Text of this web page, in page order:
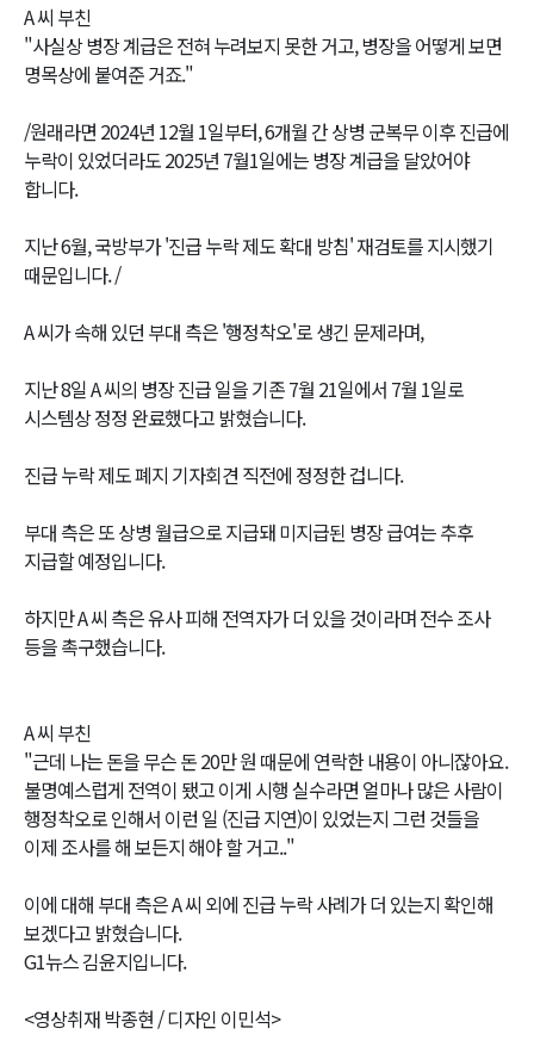
A 씨 부친
"사실상 병장 계급은 전혀 누려보지 못한 거고, 병장을 어떻게 보면
명목상에 붙여준 거죠."
/원래라면 2024년 12월 1일부터, 6개월 간 상병 군복무 이후 진급에
누락이 있었더라도 2025년 7월1일에는 병장 계급을 달았어야
합니다.
지난 6월, 국방부가 '진급 누락 제도 확대 방침' 재검토를 지시했기
때문입니다. /
A 씨가 속해 있던 부대 측은 '행정착오'로 생긴 문제라며,
지난 8일 A 씨의 병장 진급 일을 기존 7월 21일에서 7월 1일로
시스템상 정정 완료했다고 밝혔습니다.
진급 누락 제도 폐지 기자회견 직전에 정정한 겁니다.
부대 측은 또 상병 월급으로 지급돼 미지급된 병장 급여는 추후
지급할 예정입니다.
하지만 A 씨 측은 유사 피해 전역자가 더 있을 것이라며 전수 조사
등을 촉구했습니다.
A 씨 부친
"근데 나는 돈을 무슨 돈 20만 원 때문에 연락한 내용이 아니잖아요.
불명예스럽게 전역이 됐고 이게 시행 실수라면 얼마나 많은 사람이
행정착오로 인해서 이런 일 (진급 지연)이 있었는지 그런 것들을
이제 조사를 해 보든지 해야 할 거고.."
이에 대해 부대 측은 A 씨 외에 진급 누락 사례가 더 있는지 확인해
보겠다고 밝혔습니다.
G1뉴스 김윤지입니다.
<영상취재 박종현 / 디자인 이민석>